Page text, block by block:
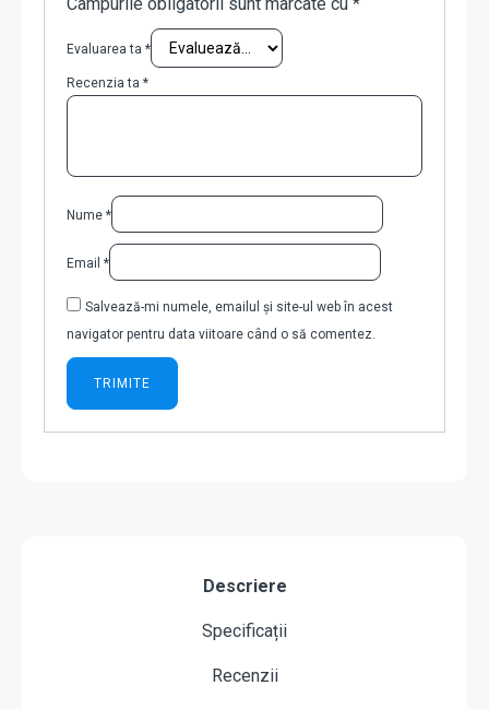
Evaluarea ta *
Recenzia ta *
Nume *
Email *
Salvează-mi numele, emailul și site-ul web în acest
navigator pentru data viitoare când o să comentez.
Descriere
Specificații
Recenzii